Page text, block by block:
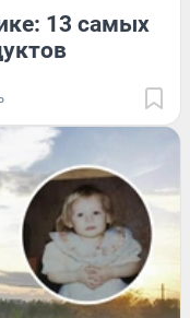
13 самых